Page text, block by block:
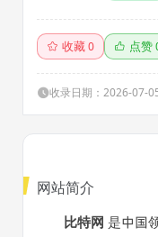
收藏0 点赞
收录日期：2026-07-
网站简介
比特网 是中国